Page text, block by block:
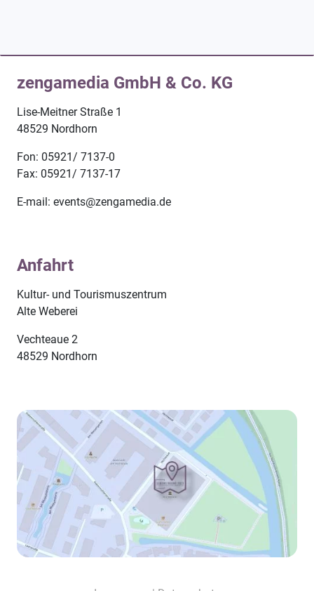
zengamedia GmbH & Co. KG
Lise-Meitner Straße 1
48529 Nordhorn
Fon: 05921/ 7137-0
Fax: 05921/ 7137-17
E-mail: events@zengamedia.de
Anfahrt
Kultur- und Tourismuszentrum
Alte Weberei
Vechteaue 2
48529 Nordhorn